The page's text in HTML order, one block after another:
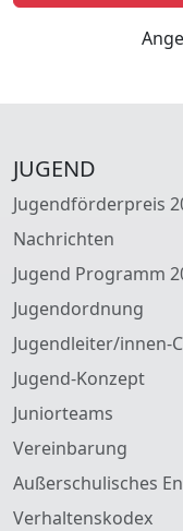
JUGEND
Jugendförderpreis
Nachrichten
Jugend Programm
Jugendordnung
Jugendleiter/innen-
Jugend-Konzept
Juniorteams
Vereinbarung
Außerschulisches
Verhaltenskodex